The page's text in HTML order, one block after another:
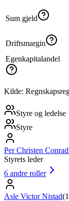
Sum gjeld
Driftsmargin
Egenkapitalandel
Kilde:
Styre og ledelse
Styre
Per Christen
Styrets leder
6 andre roller
Asle Victor Nistad(